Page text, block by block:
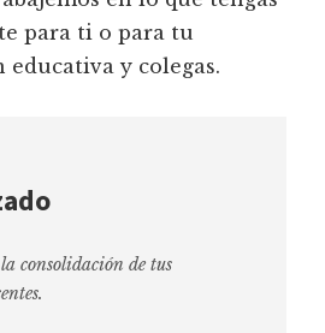
para ti o para tu
y colegas.
consolidación de tus